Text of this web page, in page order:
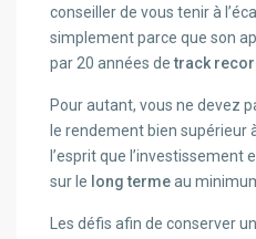
conseiller de vous tenir à
simplement parce que son
par 20 années detrack
Pour autant, vous ne devez
le rendement bien supérieur
l’esprit que l’investissement
sur le long termeau
Les défis afin de conserver